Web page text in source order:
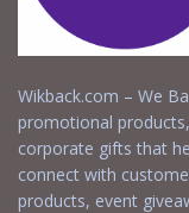
Wikback.com – We
promotional
corporate gifts that
connect with
products, event